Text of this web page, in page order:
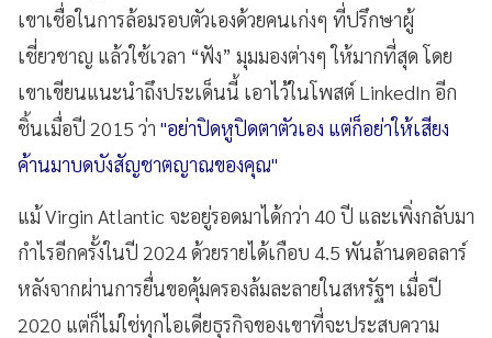
เขาเชื่อในการล้อมรอบตัวเองด้วยคนเก่งๆ ที่ปรึกษาผู้
เชี่ยวชาญ แล้วใช้เวลา “ฟัง” มุมมองต่างๆ ให้มากที่สุด โดย
เขาเขียนแนะนำถึงประเด็นนี้ เอาไว้ในโพสต์ LinkedIn อีก
ชิ้นเมื่อปี 2015 ว่า "อย่าปิดหูปิดตาตัวเอง แต่ก็อย่าให้เสียง
ค้านมาบดบังสัญชาตญาณของคุณ"
แม้ Virgin Atlantic จะอยู่รอดมาได้กว่า 40 ปี และเพิ่งกลับมา
กำไรอีกครั้งในปี 2024 ด้วยรายได้เกือบ 4.5 พันล้านดอลลาร์
หลังจากผ่านการยื่นขอคุ้มครองล้มละลายในสหรัฐฯ เมื่อปี
2020 แต่ก็ไม่ใช่ทุกไอเดียธุรกิจของเขาที่จะประสบความ